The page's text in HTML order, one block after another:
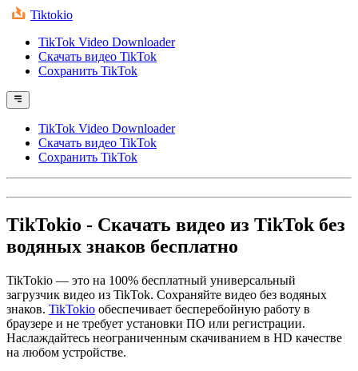
Tiktokio
TikTok Video Downloader
Скачать видео TikTok
Сохранить TikTok
TikTok Video Downloader
Скачать видео TikTok
Сохранить TikTok
TikTokio - Скачать видео из TikTok без
водяных знаков бесплатно
TikTokio — это на 100% бесплатный универсальный
загрузчик видео из TikTok. Сохраняйте видео без водяных
знаков. TikTokio обеспечивает бесперебойную работу в
браузере и не требует установки ПО или регистрации.
Наслаждайтесь неограниченным скачиванием в HD качестве
на любом устройстве.